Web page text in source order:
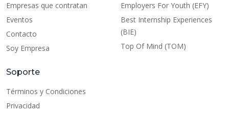
Empresas que contratan
Eventos
Contacto
Soy Empresa
Employers For Youth (EFY)
Best Internship Experiences
(BIE)
Top Of Mind (TOM)
Soporte
Términos y Condiciones
Privacidad